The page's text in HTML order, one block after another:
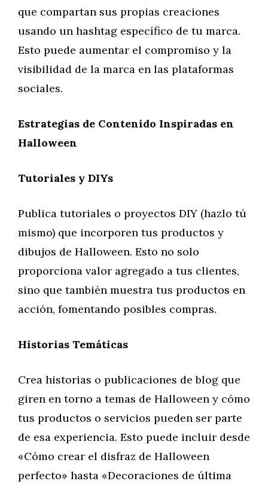
que compartan sus propias creaciones
usando un hashtag específico de tu marca.
Esto puede aumentar el compromiso y la
visibilidad de la marca en las plataformas
sociales.
Estrategias de Contenido Inspiradas en
Halloween
Tutoriales y DIYs
Publica tutoriales o proyectos DIY (hazlo tú
mismo) que incorporen tus productos y
dibujos de Halloween. Esto no solo
proporciona valor agregado a tus clientes,
sino que también muestra tus productos en
acción, fomentando posibles compras.
Historias Temáticas
Crea historias o publicaciones de blog que
giren en torno a temas de Halloween y cómo
tus productos o servicios pueden ser parte
de esa experiencia. Esto puede incluir desde
«Cómo crear el disfraz de Halloween
perfecto» hasta «Decoraciones de última